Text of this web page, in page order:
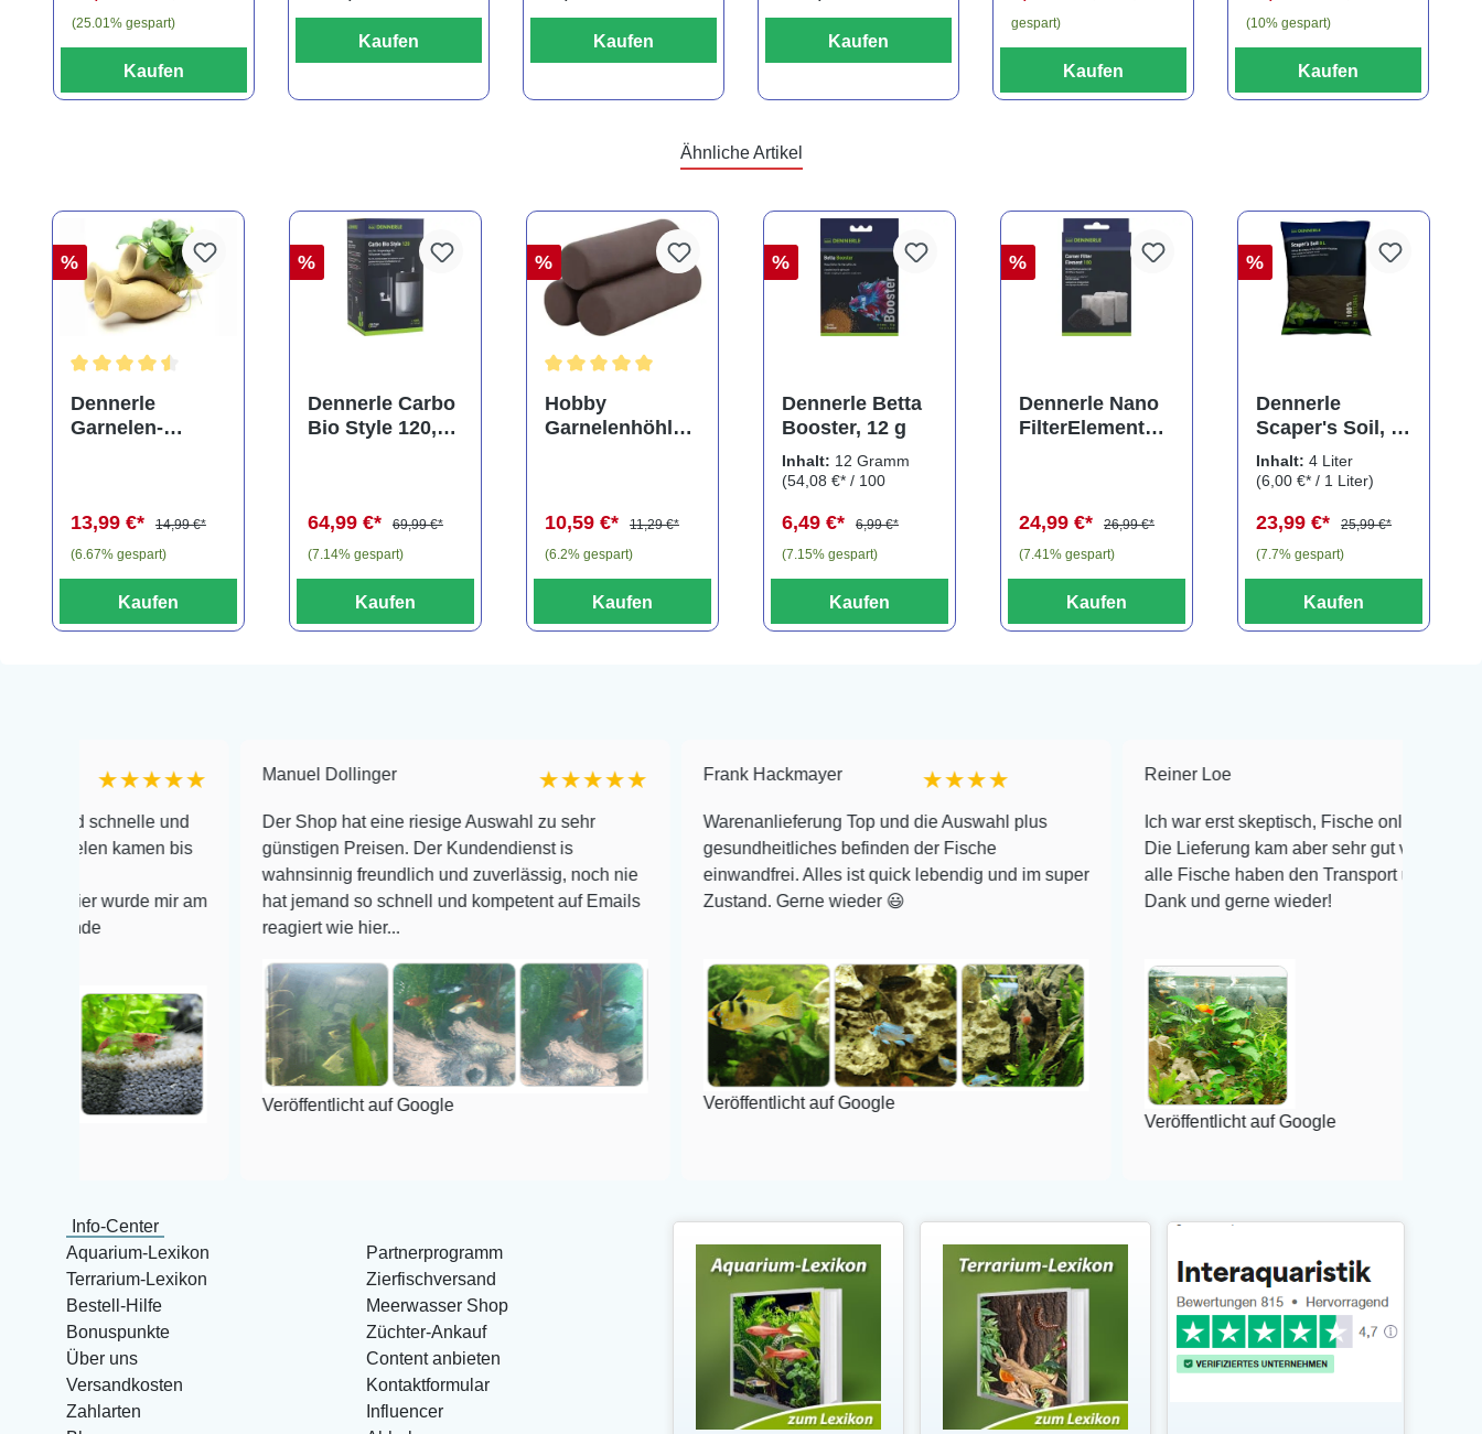
(25.01% gespart)
Kaufen
Kaufen Kaufen Kaufen
gespart)
Kaufen
(10% gespart)
Kaufen
Ähnliche Artikel
%
Dennerle
Garnelen-
3er Tonamphore
13,99 €*
14,99 €*
(6.67% gespart)
Kaufen
%
Dennerle Carbo
Bio Style 120,
64,99 €*
69,99 €*
(7.14% gespart)
Kaufen
%
Hobby
Garnelenhöhle
10,59 €*
11,29 €*
(6.2% gespart)
Kaufen
%
Dennerle Betta
Booster, 12 g
Inhalt: 12 Gramm
(54,08 €* / 100
6,49 €*
6,99 €*
(7.15% gespart)
Kaufen
%
Dennerle Nano
FilterElement
(2er-Pack)
24,99 €*
26,99 €*
(7.41% gespart)
Kaufen
%
Dennerle
Scaper's Soil, 4
Liter
Inhalt:4 Liter
(6,00 €* / 1 Liter)
23,99 €*
25,99 €*
(7.7% gespart)
Kaufen
★★★★★
schnelle und
kamen bis
wurde mir am
Manuel Dollinger ★★★★★
Der Shop hat eine riesige Auswahl zu sehr
günstigen Preisen. Der Kundendienst is
wahnsinnig freundlich und zuverlässig, noch nie
hat jemand so schnell und kompetent auf Emails
reagiert wie hier...
Veröffentlicht auf Google
Frank Hackmayer ★★★★
Warenanlieferung Top und die Auswahl plus
gesundheitliches befinden der Fische
einwandfrei. Alles ist quick lebendig und im super
Zustand. Gerne wieder 😃
Veröffentlicht auf Google
Ich war erst skeptisch, Fische online zu bestellen!
Die Lieferung kam aber sehr gut verpackt an und
alle Fische haben den Transport überlebt! Vielen
Dank und gerne wieder!
Veröffentlicht auf Google
Info-Center
Aquarium-Lexikon
Terrarium-Lexikon
Bestell-Hilfe
Bonuspunkte
Über uns
Versandkosten
Zahlarten
Partnerprogramm
Zierfischversand
Meerwasser Shop
Züchter-Ankauf
Content anbieten
Kontaktformular
Influencer